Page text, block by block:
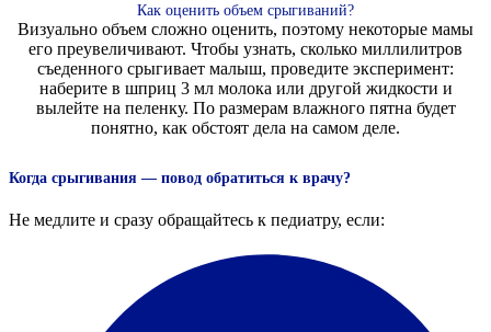
Как оценить объем срыгиваний?
Визуально объем сложно оценить, поэтому некоторые мамы
его преувеличивают. Чтобы узнать, сколько миллилитров
съеденного срыгивает малыш, проведите эксперимент:
наберите в шприц 3 мл молока или другой жидкости и
вылейте на пеленку. По размерам влажного пятна будет
понятно, как обстоят дела на самом деле.
Когда срыгивания — повод обратиться к врачу?
Не медлите и сразу обращайтесь к педиатру, если: